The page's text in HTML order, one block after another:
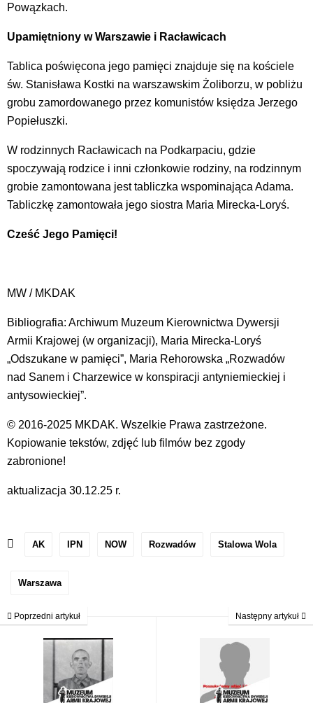
Powązkach.
Upamiętniony w Warszawie i Racławicach
Tablica poświęcona jego pamięci znajduje się na kościele
św. Stanisława Kostki na warszawskim Żoliborzu, w pobliżu
grobu zamordowanego przez komunistów księdza Jerzego
Popiełuszki.
W rodzinnych Racławicach na Podkarpaciu, gdzie
spoczywają rodzice i inni członkowie rodziny, na rodzinnym
grobie zamontowana jest tabliczka wspominająca Adama.
Tabliczkę zamontowała jego siostra Maria Mirecka-Loryś.
Cześć Jego Pamięci!
MW / MKDAK
Bibliografia: Archiwum Muzeum Kierownictwa Dywersji
Armii Krajowej (w organizacji), Maria Mirecka-Loryś
„Odszukane w pamięci”, Maria Rehorowska „Rozwadów
nad Sanem i Charzewice w konspiracji antyniemieckiej i
antysowieckiej”.
© 2016-2025 MKDAK. Wszelkie Prawa zastrzeżone.
Kopiowanie tekstów, zdjęć lub filmów bez zgody
zabronione!
aktualizacja 30.12.25 r.
AK IPN NOW Rozwadów Stalowa Wola
Warszawa
Poprzedni artykuł Następny artykuł